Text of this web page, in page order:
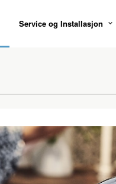
Service og Installasjon